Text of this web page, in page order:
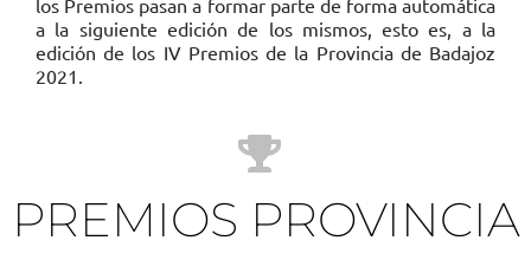
los Premios pasan a formar parte de forma automática
a la siguiente edición de los mismos, esto es, a la
edición de los IV Premios de la Provincia de Badajoz
2021.
PREMIOS PROVINCIA